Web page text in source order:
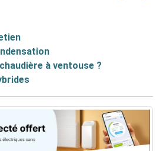
à ventouse ?